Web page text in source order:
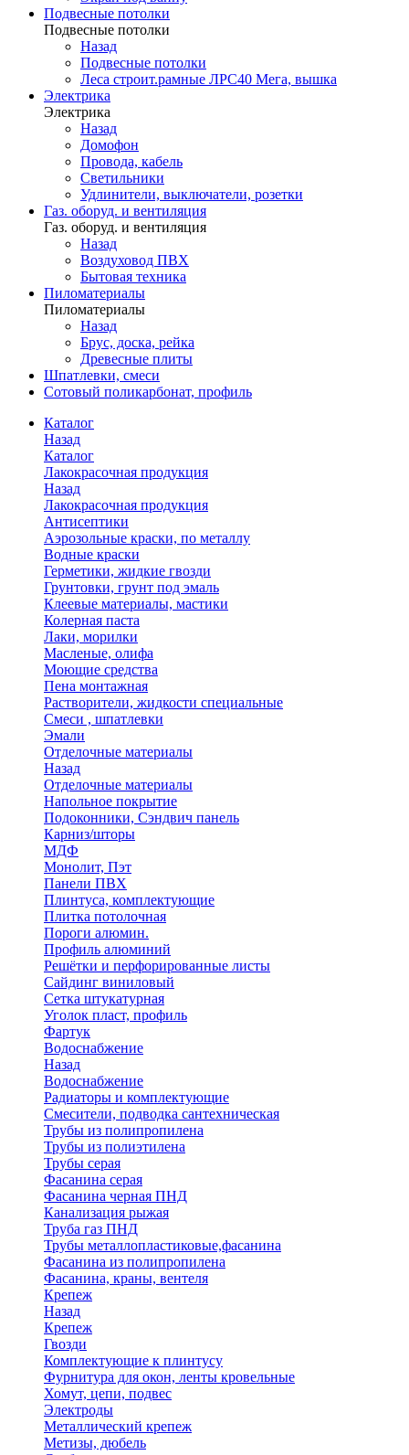
Подвесные потолки
Подвесные потолки
Назад
Подвесные потолки
Леса строит.рамные ЛРС40 Мега, вышка
Электрика
Электрика
Назад
Домофон
Провода, кабель
Светильники
Удлинители, выключатели, розетки
Газ. оборуд. и вентиляция
Газ. оборуд. и вентиляция
Назад
Воздуховод ПВХ
Бытовая техника
Пиломатериалы
Пиломатериалы
Назад
Брус, доска, рейка
Древесные плиты
Шпатлевки, смеси
Сотовый поликарбонат, профиль
Каталог
Назад
Каталог
Лакокрасочная продукция
Назад
Лакокрасочная продукция
Антисептики
Аэрозольные краски, по металлу
Водные краски
Герметики, жидкие гвозди
Грунтовки, грунт под эмаль
Клеевые материалы, мастики
Колерная паста
Лаки, морилки
Масленые, олифа
Моющие средства
Пена монтажная
Растворители, жидкости специальные
Смеси , шпатлевки
Эмали
Отделочные материалы
Назад
Отделочные материалы
Напольное покрытие
Подоконники, Сэндвич панель
Карниз/шторы
МДФ
Монолит, Пэт
Панели ПВХ
Плинтуса, комплектующие
Плитка потолочная
Пороги алюмин.
Профиль алюминий
Решётки и перфорированные листы
Сайдинг виниловый
Сетка штукатурная
Уголок пласт, профиль
Фартук
Водоснабжение
Назад
Водоснабжение
Радиаторы и комплектующие
Смесители, подводка сантехническая
Трубы из полипропилена
Трубы из полиэтилена
Трубы серая
Фасанина серая
Фасанина черная ПНД
Канализация рыжая
Труба газ ПНД
Трубы металлопластиковые,фасанина
Фасанина из полипропилена
Фасанина, краны, вентеля
Крепеж
Назад
Крепеж
Гвозди
Комплектующие к плинтусу
Фурнитура для окон, ленты кровельные
Хомут, цепи, подвес
Электроды
Металлический крепеж
Метизы, дюбель